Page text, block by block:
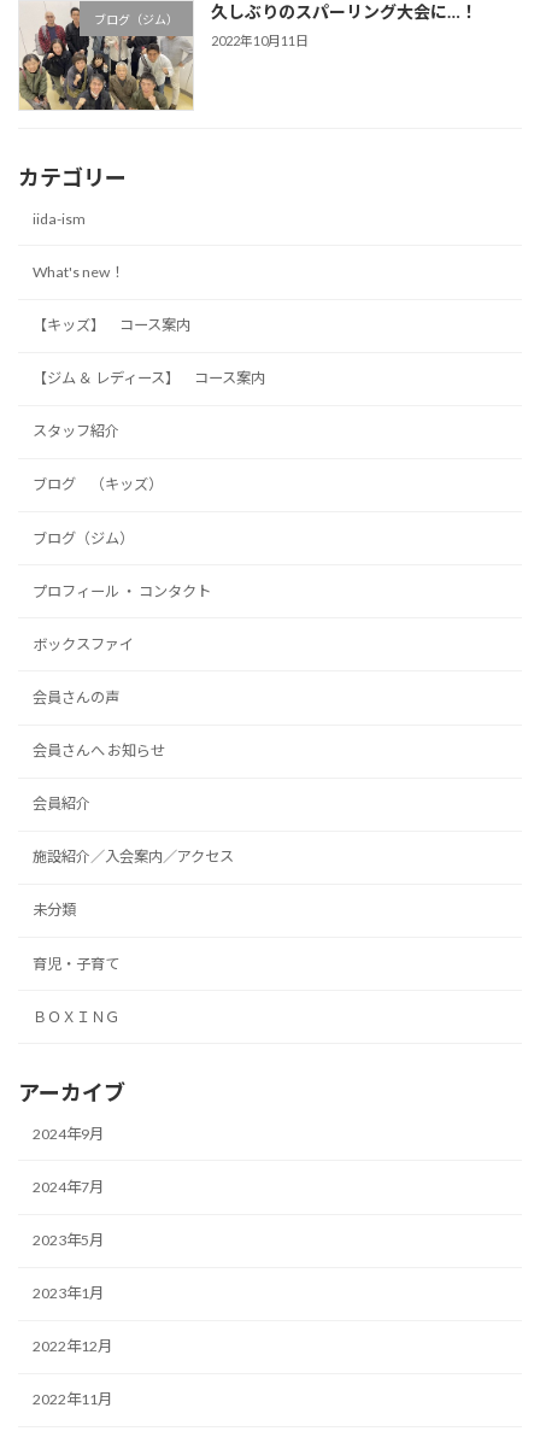
ブログ（ジム） 久しぶりのスパーリング大会に…！
2022年10月11日
カテゴリー
iida-ism
What's new！
【キッズ】 コース案内
【ジム ＆ レディース】 コース案内
スタッフ紹介
ブログ （キッズ）
ブログ（ジム）
プロフィール ・ コンタクト
ボックスファイ
会員さんの声
会員さんへ お知らせ
会員紹介
施設紹介／入会案内／アクセス
未分類
育児・子育て
ＢＯＸＩＮＧ
アーカイブ
2024年9月
2024年7月
2023年5月
2023年1月
2022年12月
2022年11月